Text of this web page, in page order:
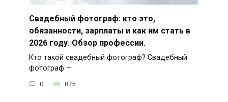
Свадебный фотограф: кто это,
обязанности, зарплаты и как им стать в
2026 году. Обзор профессии.
Кто такой свадебный фотограф? Свадебный
фотограф —
0 875